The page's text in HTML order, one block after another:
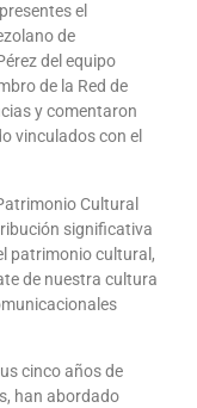
el
de
del equipo
de la Red de
y comentaron
vinculados con el
Cultural
significativa
patrimonio cultural,
de nuestra cultura
cinco años de
han abordado